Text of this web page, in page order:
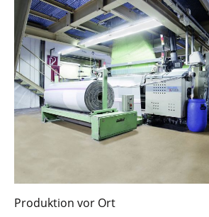
Produktion vor Ort